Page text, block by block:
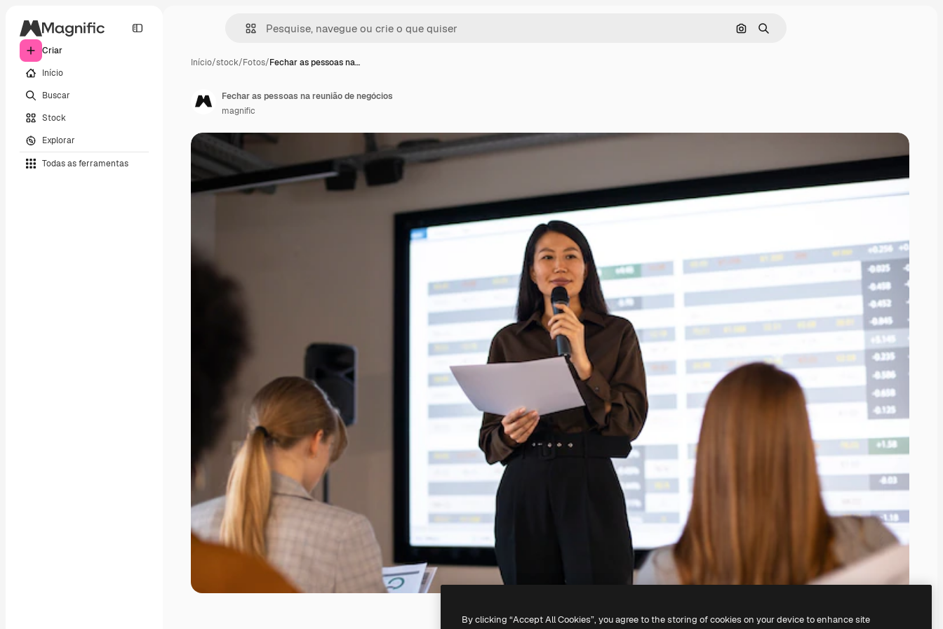
Criar
Início
Buscar
Stock
Explorar
Todas as ferramentas
Pesquisar por imagem
Buscar
Início/stock/Fotos/Fechar as pessoas na…
Fechar as pessoas na reunião de negócios
magnific
By clicking “Accept All Cookies”, you agree to the storing of cookies on your device to enhance site